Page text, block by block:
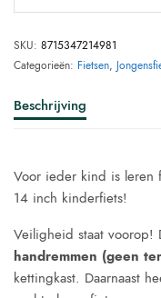
SKU: 8715347214981
Categorieën: Fietsen,
Beschrijving
Voor ieder kind is leren
14 inch kinderfiets!
Veiligheid staat
handremmen (geen
kettingkast. Daarnaast